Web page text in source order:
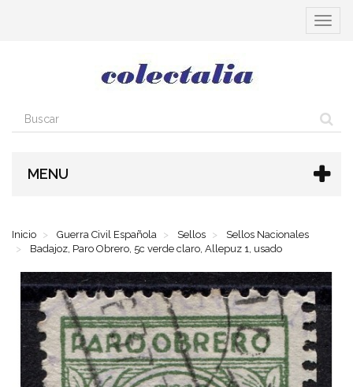
MENU
Inicio Guerra Civil Española Sellos
Sellos Nacionales
Badajoz, Paro Obrero, 5c verde claro, Allepuz 1, usado